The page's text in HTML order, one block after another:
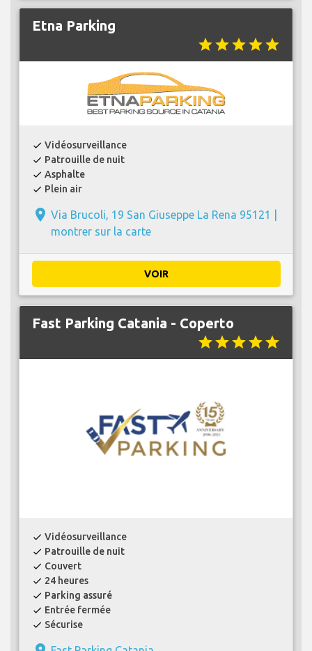
Etna Parking
starstarstarstarstar
check Vidéosurveillance
check Patrouille de nuit
check Asphalte
check Plein air
place Via Brucoli, 19 San Giuseppe La Rena 95121 |
montrer sur la carte
VOIR
Fast Parking Catania - Coperto
starstarstarstarstar
check Vidéosurveillance
check Patrouille de nuit
check Couvert
check 24 heures
check Parking assuré
check Entrée fermée
check Sécurise